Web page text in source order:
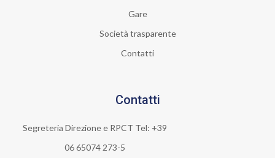
Gare
Società trasparente
Contatti
Contatti
Segreteria Direzione e RPCT Tel: +39
06 65074 273-5